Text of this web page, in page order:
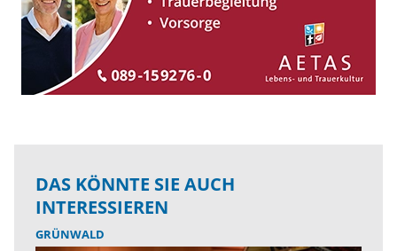
DAS KÖNNTE SIE AUCH
INTERESSIEREN
GRÜNWALD